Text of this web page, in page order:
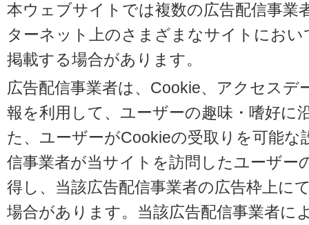
本ウェブサイトでは複数の広告配信事業
ターネット上のさまざまなサイトにお
掲載する場合があります。
広告配信事業者は、Cookie、アクセスデ
報を利用して、ユーザーの趣味・嗜好に
た、ユーザーがCookieの受取りを可能
信事業者が当サイトを訪問したユーザー
得し、当該広告配信事業者の広告枠上に
場合があります。当該広告配信事業者に